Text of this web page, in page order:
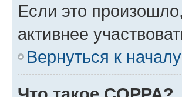
Если это
активнее
Вернуться к началу